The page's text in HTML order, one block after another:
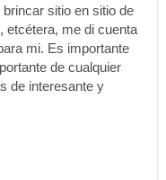
sitio en sitio de
etcétera, me di cuenta
mi. Es importante
de cualquier
de interesante y